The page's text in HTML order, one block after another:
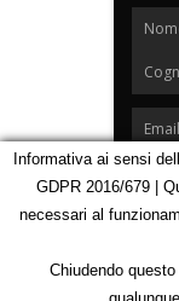
Homepage
Informativa ai sensi
GDPR 2016/679 |
necessari al
Chiudendo